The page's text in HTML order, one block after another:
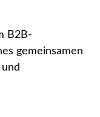
B2B-
gemeinsamen